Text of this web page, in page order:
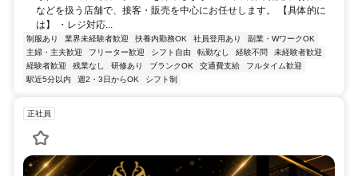
などを扱う店舗で、接客・販売を中心にお任せします。 【具体的に
は】 ・レジ対応...
制服あり 業界未経験者歓迎 扶養内勤務OK 社員登用あり
副業・WワークOK
主婦・主夫歓迎
フリーター歓迎 シフト自由 転勤なし 経験不問
未経験者歓迎
経験者歓迎
残業なし 研修あり ブランクOK 交通費支給
フルタイム歓迎
駅近5分以内
週2・3日からOK シフト制
正社員